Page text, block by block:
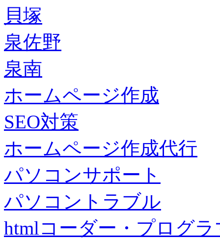
貝塚
泉佐野
泉南
ホームページ作成
SEO対策
ホームページ作成代行
パソコンサポート
パソコントラブル
htmlコーダー・プログラ